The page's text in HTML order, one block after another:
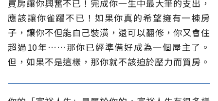
買房讓你興奮不已！完成你一生中最大筆的支出，
應該讓你雀躍不已！如果你真的希望擁有一棟房
子，讓你不但能自己裝潢，還可以翻修，你又會住
超過10年……那你已經準備好成為一個屋主了。
但，如果不是這樣，那你就不該迫於壓力而買房。